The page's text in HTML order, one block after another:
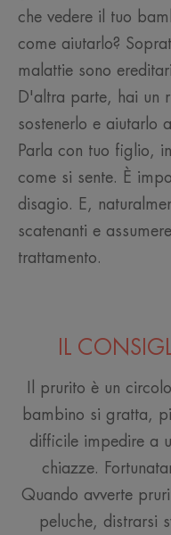
che vedere il tuo
come aiutarlo?
malattie sono
D'altra parte, hai un
sostenerlo e aiutarlo
Parla con tuo figlio,
come si sente. È
disagio. E,
scatenanti e
trattamento.
IL
Il prurito è un
bambino si gratta,
difficile impedire a
chiazze.
Quando avverte
peluche, distrarsi